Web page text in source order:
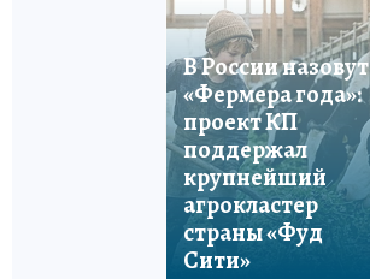
В России назовут
«Фермера года»:
проект КП
поддержал
крупнейший
агрокластер
страны «Фуд
Сити»